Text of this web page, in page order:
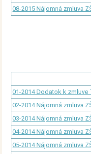
08-2015 Nájomná zmluva
01-2014 Dodatok k
02-2014 Nájomná zmluva
03-2014 Nájomná zmluva
04-2014 Nájomná zmluva
05-2014 Nájomná zmluva